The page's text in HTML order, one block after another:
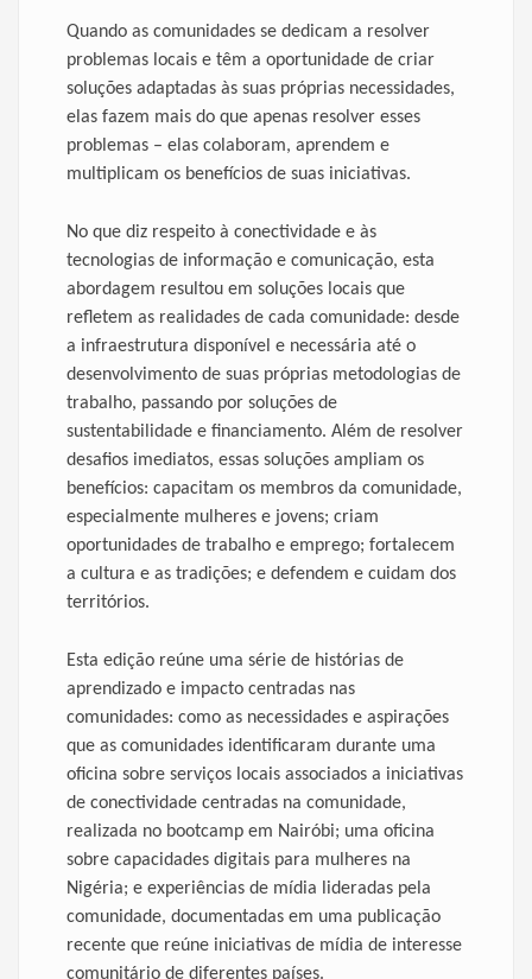
Quando as comunidades se dedicam a resolver
problemas locais e têm a oportunidade de criar
soluções adaptadas às suas próprias necessidades,
elas fazem mais do que apenas resolver esses
problemas – elas colaboram, aprendem e
multiplicam os benefícios de suas iniciativas.
No que diz respeito à conectividade e às
tecnologias de informação e comunicação, esta
abordagem resultou em soluções locais que
refletem as realidades de cada comunidade: desde
a infraestrutura disponível e necessária até o
desenvolvimento de suas próprias metodologias de
trabalho, passando por soluções de
sustentabilidade e financiamento. Além de resolver
desafios imediatos, essas soluções ampliam os
benefícios: capacitam os membros da comunidade,
especialmente mulheres e jovens; criam
oportunidades de trabalho e emprego; fortalecem
a cultura e as tradições; e defendem e cuidam dos
territórios.
Esta edição reúne uma série de histórias de
aprendizado e impacto centradas nas
comunidades: como as necessidades e aspirações
que as comunidades identificaram durante uma
oficina sobre serviços locais associados a iniciativas
de conectividade centradas na comunidade,
realizada no bootcamp em Nairóbi; uma oficina
sobre capacidades digitais para mulheres na
Nigéria; e experiências de mídia lideradas pela
comunidade, documentadas em uma publicação
recente que reúne iniciativas de mídia de interesse
comunitário de diferentes países.